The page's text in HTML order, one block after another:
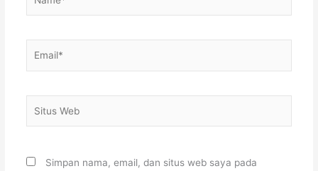
Web
Simpan nama, email, dan situs web saya pada